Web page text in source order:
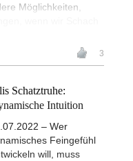
Möglichkeiten,
3
Schatztruhe:
Intuition
– Wer
Feingefühl
will, muss